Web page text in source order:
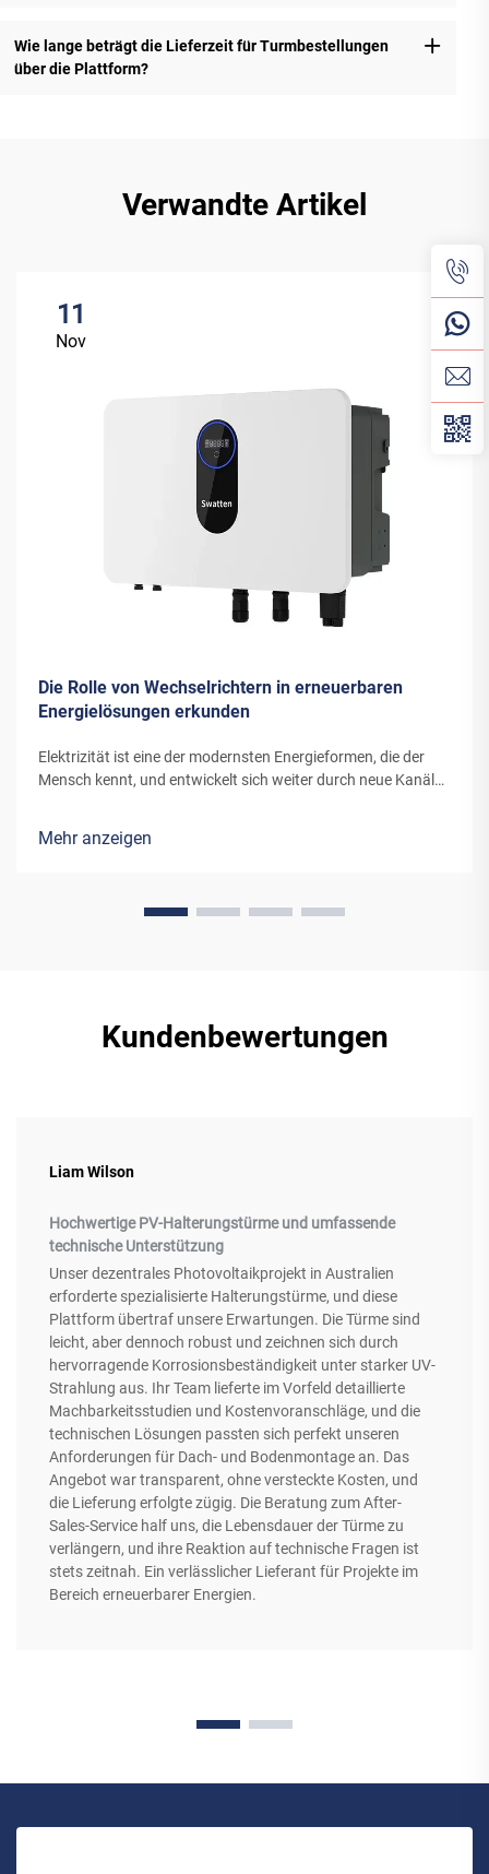
Wie lange beträgt die Lieferzeit für Turmbestellungen
über die Plattform?
Verwandte Artikel
11
Nov
Die Rolle von Wechselrichtern in erneuerbaren
Energielösungen erkunden
Elektrizität ist eine der modernsten Energieformen, die der
Mensch kennt, und entwickelt sich weiter durch neue Kanäle
Ausrüstung...
Mehr anzeigen
Kundenbewertungen
Liam Wilson
Hochwertige PV-Halterungstürme und umfassende
technische Unterstützung
Unser dezentrales Photovoltaikprojekt in Australien
erforderte spezialisierte Halterungstürme, und diese
Plattform übertraf unsere Erwartungen. Die Türme sind
leicht, aber dennoch robust und zeichnen sich durch
hervorragende Korrosionsbeständigkeit unter starker UV-
Strahlung aus. Ihr Team lieferte im Vorfeld detaillierte
Machbarkeitsstudien und Kostenvoranschläge, und die
technischen Lösungen passten sich perfekt unseren
Anforderungen für Dach- und Bodenmontage an. Das
Angebot war transparent, ohne versteckte Kosten, und
die Lieferung erfolgte zügig. Die Beratung zum After-
Sales-Service half uns, die Lebensdauer der Türme zu
verlängern, und ihre Reaktion auf technische Fragen ist
stets zeitnah. Ein verlässlicher Lieferant für Projekte im
Bereich erneuerbarer Energien.